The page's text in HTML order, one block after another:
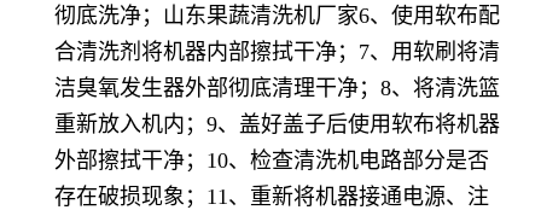
彻底洗净；山东果蔬清洗机厂家6、使用软布配
合清洗剂将机器内部擦拭干净；7、用软刷将清
洁臭氧发生器外部彻底清理干净；8、将清洗篮
重新放入机内；9、盖好盖子后使用软布将机器
外部擦拭干净；10、检查清洗机电路部分是否
存在破损现象；11、重新将机器接通电源、注